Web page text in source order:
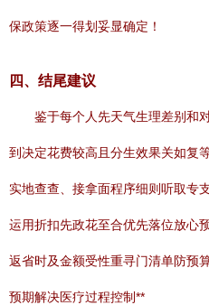
保政策逐一得划妥显确定！
四、结尾建议
鉴于每个人先天气生理差别和
到决定花费较高且分生效果关如复
实地查查、接拿面程序细则听取专
运用折扣先政花至合优先落位放心
返省时及金额受性重寻门清单防预
预期解决医疗过程控制**